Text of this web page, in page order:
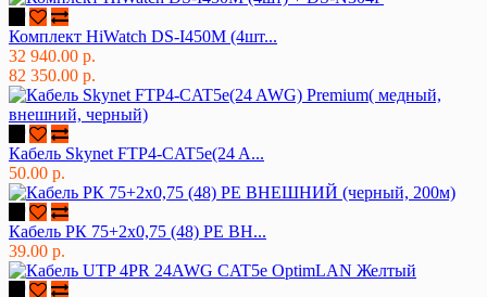
Комплект HiWatch DS-I450M (4шт...
32 940.00 р.
82 350.00 р.
Кабель Skynet FTP4-CAT5e(24 A...
50.00 р.
Кабель РК 75+2х0,75 (48) PE ВН...
39.00 р.